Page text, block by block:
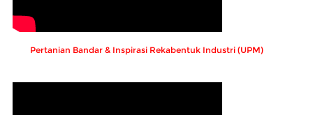
Pertanian Bandar & Inspirasi Rekabentuk Industri (UPM)